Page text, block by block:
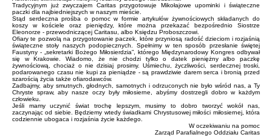
Tradycyjnym już zwyczajem Caritas przygotowuje Mikołajowe upominki i świąteczne
paczki dla najbiedniejszych w naszym mieście.
Stąd serdeczna prośba o pomoc w formie artykułów żywnościowych składanych do
koszy w kościele oraz pieniędzy, które można przekazać bezpośrednio Siostrze
Eleonorze - przewodniczącej Caritasu, albo Księdzu Proboszczowi.
Ofiary te pozwolą na przygotowanie paczek, które przyniosą radość dzieciom i rozjaśnią
świąteczne stoły naszych podopiecznych. Spełnimy w ten sposób przesłanie świętej
Faustyny - „sekretarki Bożego Miłosierdzia”, którego Międzynarodowy Kongres odbywał
się w Krakowie. Wiadomo, że nie chodzi tylko o datek pieniężny albo paczkę
żywnościową, chociaż o nie dzisiaj prosimy. Uśmiechu, życzliwości, serdecznej troski,
podarowanego czasu nie kupi za pieniądze - są prawdziwie darem serca i bronią przed
szarością życia także ofiarodawców.
Zadbajmy, aby smutnych, głodnych, samotnych i odrzuconych nie było wśród nas, a Ty
Chryste spraw, aby nasze oczy były miłosierne, abyśmy dostrzegli dobro w każdym
człowieku.
Jeśli mamy uczynić świat trochę lepszym, musimy to dobro tworzyć wokół nas,
zaczynając od siebie. Będziemy wtedy świadkami Chrystusowej miłości miłosiernej, która
codziennie ubogaca i rozjaśnia życie każdego.
W oczekiwaniu na pomoc
Zarząd Parafialnego Oddziału Caritas